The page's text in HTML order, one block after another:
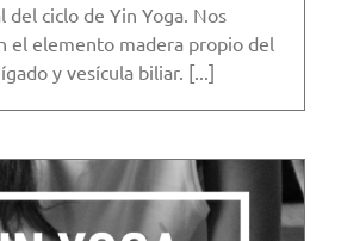
del ciclo de Yin Yoga. Nos
el elemento madera propio del
y vesícula biliar. [...]